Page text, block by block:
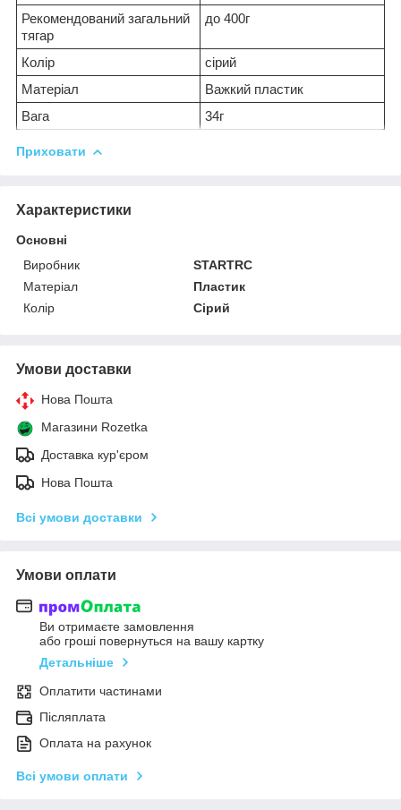
Рекомендований загальний
тягар
до 400г
Колір
сірий
Матеріал
Важкий пластик
Вага
34г
Приховати
Характеристики
Основні
Виробник
STARTRC
Матеріал
Пластик
Колір
Сірий
Умови доставки
Нова Пошта
Магазини Rozetka
Доставка кур'єром
Нова Пошта
Всі умови доставки
Умови оплати
Ви отримаєте замовлення
або гроші повернуться на вашу картку
Детальніше
Оплатити частинами
Післяплата
Оплата на рахунок
Всі умови оплати